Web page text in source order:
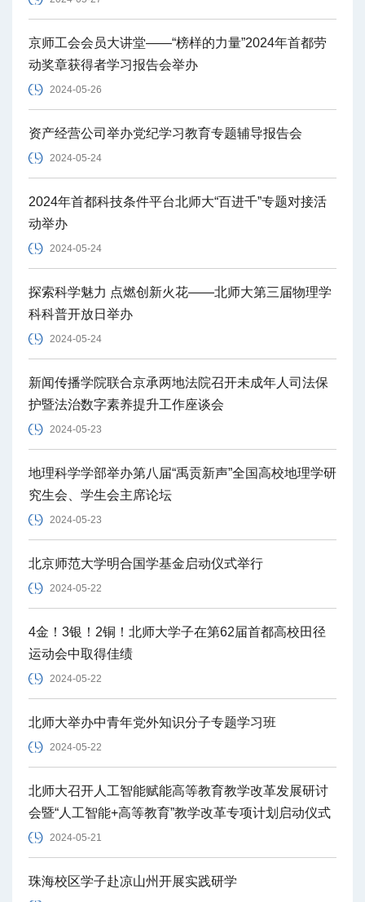
京师工会会员大讲堂——“榜样的力量”2024年首都劳
动奖章获得者学习报告会举办
2024-05-26
资产经营公司举办党纪学习教育专题辅导报告会
2024-05-24
2024年首都科技条件平台北师大“百进千”专题对接活
动举办
2024-05-24
探索科学魅力 点燃创新火花——北师大第三届物理学
科科普开放日举办
2024-05-24
新闻传播学院联合京承两地法院召开未成年人司法保
护暨法治数字素养提升工作座谈会
2024-05-23
地理科学学部举办第八届“禹贡新声”全国高校地理学研
究生会、学生会主席论坛
2024-05-23
北京师范大学明合国学基金启动仪式举行
2024-05-22
4金！3银！2铜！北师大学子在第62届首都高校田径
运动会中取得佳绩
2024-05-22
北师大举办中青年党外知识分子专题学习班
2024-05-22
北师大召开人工智能赋能高等教育教学改革发展研讨
会暨“人工智能+高等教育”教学改革专项计划启动仪式
2024-05-21
珠海校区学子赴凉山州开展实践研学